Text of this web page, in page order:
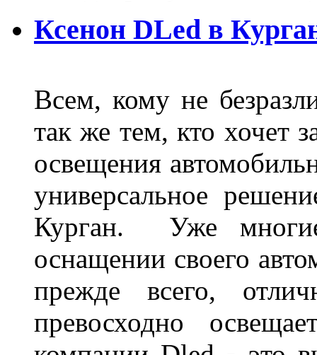
Ксенон DLed в
Всем, кому не
так же тем, кто хочет
освещения
универсальное
Курган. Уже многие
оснащении своего
прежде всего,
превосходно